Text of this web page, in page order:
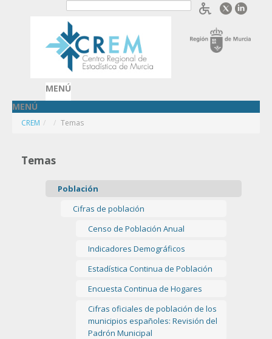
Acceder
MENÚ
MENÚ
CREM / Temas
Temas
Población
Cifras de población
Censo de Población Anual
Indicadores Demográficos
Estadística Continua de Población
Encuesta Continua de Hogares
Cifras oficiales de población de los
municipios españoles: Revisión del
Padrón Municipal